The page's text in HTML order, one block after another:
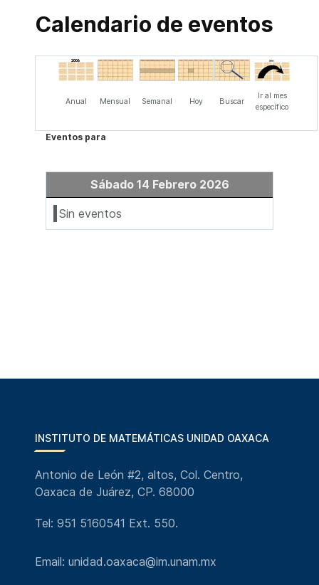
Calendario de eventos
Anual Mensual Semanal Hoy Buscar
Ir al mes
específico
Eventos para
Sábado 14 Febrero 2026
Sin eventos
INSTITUTO DE MATEMÁTICAS UNIDAD OAXACA
Antonio de León #2, altos, Col. Centro,
Oaxaca de Juárez, CP. 68000
Tel: 951 5160541 Ext. 550.
Email: unidad.oaxaca@im.unam.mx